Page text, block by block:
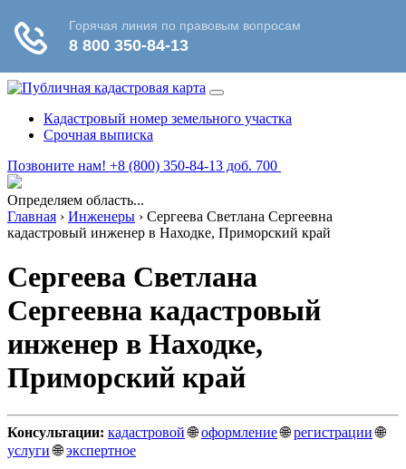
Кадастровый номер земельного участка
Срочная выписка
Позвоните нам! +8 (800) 350-84-13 доб. 700
Определяем область...
Главная › Инженеры › Сергеева Светлана Сергеевна
кадастровый инженер в Находке, Приморский край
Сергеева Светлана
Сергеевна кадастровый
инженер в Находке,
Приморский край
Консультации: кадастровой🌐оформление🌐регистрации🌐
услуги🌐экспертное